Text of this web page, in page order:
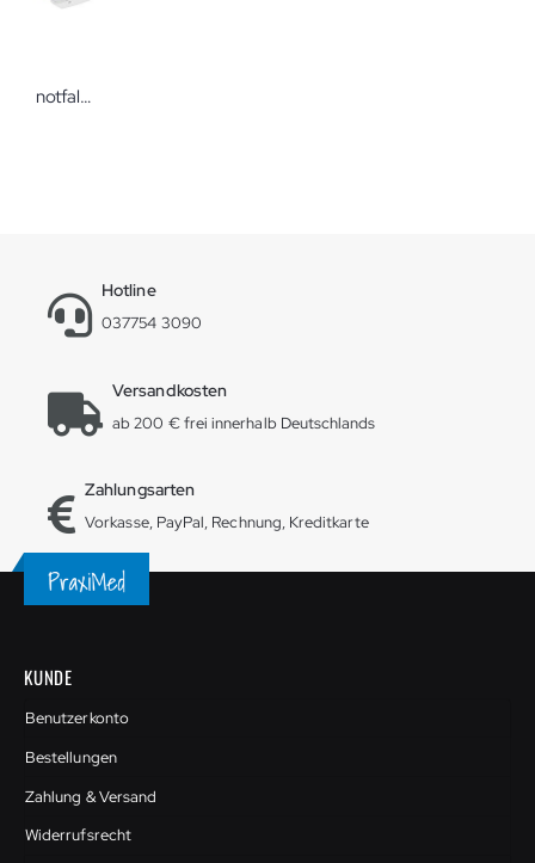
notfallkoffer.de PULOX PO-200 SOLO Fingerpulsoximeter
Hotline
037754 3090
Versandkosten
ab 200 € frei innerhalb Deutschlands
Zahlungsarten
Vorkasse, PayPal, Rechnung, Kreditkarte
KUNDE
Benutzerkonto
Bestellungen
Zahlung & Versand
Widerrufsrecht